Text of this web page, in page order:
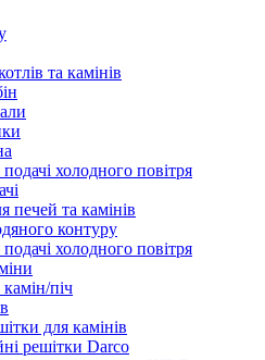
та камінів
холодного повітря
печей та камінів
контуру
холодного повітря
піч
для камінів
решітки Darco